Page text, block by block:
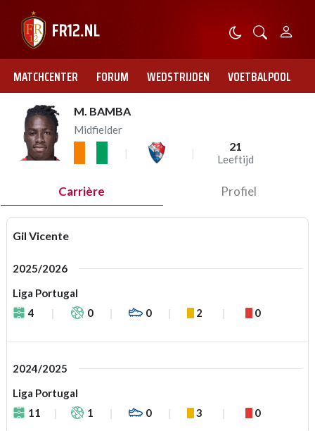
MATCHCENTER FORUM WEDSTRIJDEN VOETBALPOOL
M. BAMBA
Midfielder
21
Leeftijd
Carrière Profiel
Gil Vicente
2025/2026
Liga Portugal
4
0 0 2 0
2024/2025
Liga Portugal
11
1 0 3 0